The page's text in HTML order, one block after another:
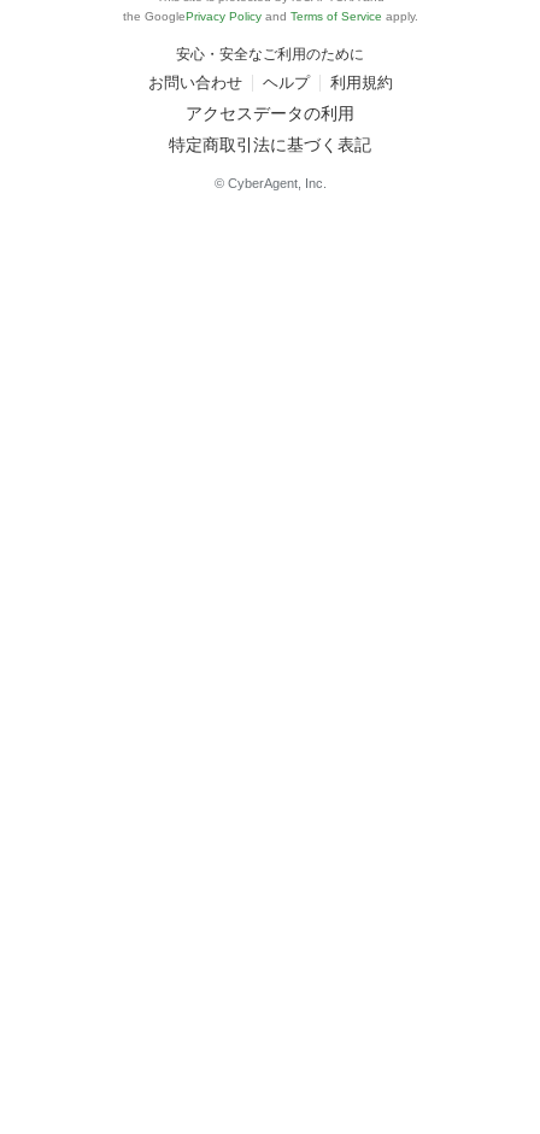
the GooglePrivacy Policy and Terms of Service apply.
安心・安全なご利用のために
お問い合わせ ヘルプ 利用規約
アクセスデータの利用
特定商取引法に基づく表記
© CyberAgent, Inc.